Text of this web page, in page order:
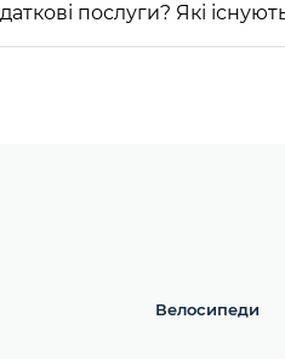
послуги? Які
Велосипеди